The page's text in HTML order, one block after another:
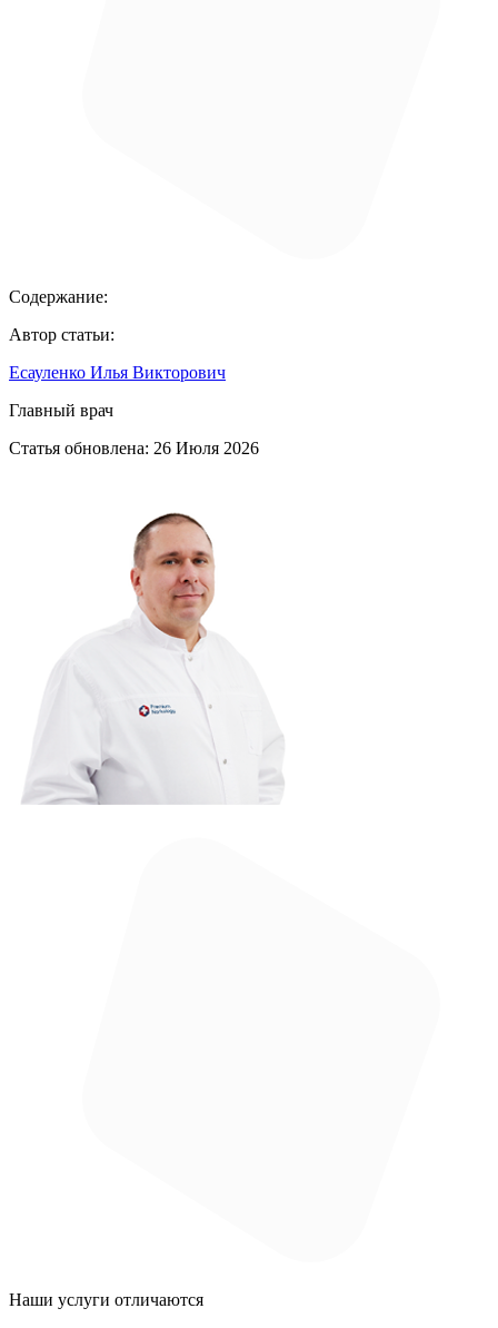
Содержание:
Автор статьи:
Есауленко Илья Викторович
Главный врач
Статья обновлена: 26 Июля 2026
Наши услуги отличаются